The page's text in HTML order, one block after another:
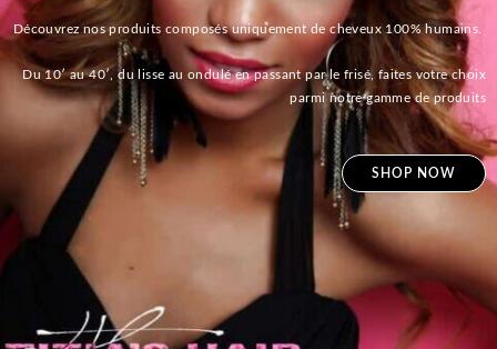
Découvrez nos produits composés uniquement de cheveux 100% humains.
Du 10′ au 40′, du lisse au ondulé en passant par le frisé, faites votre choix
parmi notre gamme de produits
SHOP NOW